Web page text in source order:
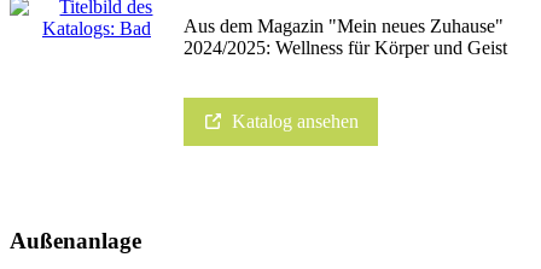
Aus dem Magazin "Mein neues Zuhause"
2024/2025: Wellness für Körper und Geist
Katalog ansehen
Außenanlage